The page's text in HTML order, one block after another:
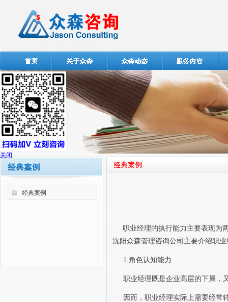
经典案例
职业经理的执行能力主要表现为
沈阳众森管理咨询公司主要介绍职
1. 角色认知能力
职业经理既是企业高层的下属，
因而，职业经理实际上需要经常
关闭